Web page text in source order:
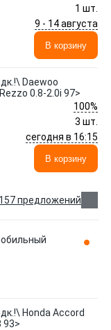
1 шт.
9 - 14 августа
В корзину
Daewoo
0.8-2.0i 97>
100%
3 шт.
сегодня в 16:15
В корзину
предложений
Honda Accord
93>